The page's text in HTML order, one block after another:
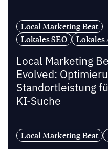
Local Marketing Beat
Lokales SEO
Lokales
Local Marketing
Evolved:
Standortleistung
KI-Suche
Local Marketing Beat